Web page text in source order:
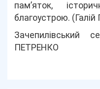
пам’яток,
благоустрою. (Галій
Зачепилівський
ПЕТРЕНКО